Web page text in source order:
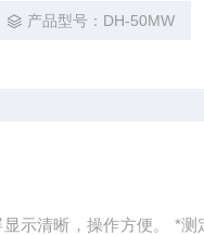
产品型号：DH-50MW
*测定时间短、工作效率高； *加热腔